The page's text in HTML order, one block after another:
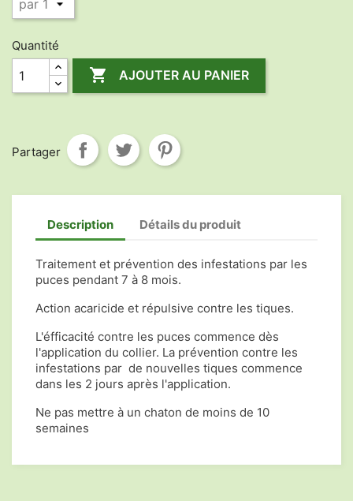
Quantité
 AJOUTER AU PANIER
Partager
Description Détails du produit
Traitement et prévention des infestations par les
puces pendant 7 à 8 mois.
Action acaricide et répulsive contre les tiques.
L'éfficacité contre les puces commence dès
l'application du collier. La prévention contre les
infestations par de nouvelles tiques commence
dans les 2 jours après l'application.
Ne pas mettre à un chaton de moins de 10
semaines